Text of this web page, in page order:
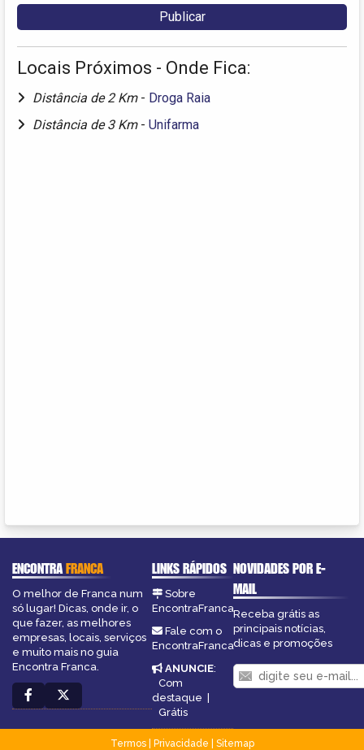
Locais Próximos - Onde Fica:
Distância de 2 Km - Droga Raia
Distância de 3 Km - Unifarma
ENCONTRAFRANCA
O melhor de Franca num
só lugar! Dicas, onde ir, o
que fazer, as melhores
empresas, locais, serviços
e muito mais no guia
Encontra Franca.
LINKS RÁPIDOS
Sobre
EncontraFranca
Fale com o
EncontraFranca
ANUNCIE:
Com
destaque |
Grátis
NOVIDADES POR E-
MAIL
Receba grátis as
principais notícias,
dicas e promoções
Termos| Privacidade
Sitemap